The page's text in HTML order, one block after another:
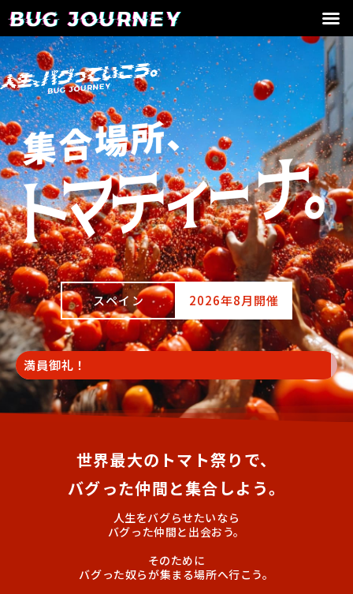
スペイン 2026年8月開催
満員御礼！
世界最大のトマト祭りで、
バグった仲間と集合しよう。
人生をバグらせたいなら
バグった仲間と出会おう。
そのために
バグった奴らが集まる場所へ行こう。